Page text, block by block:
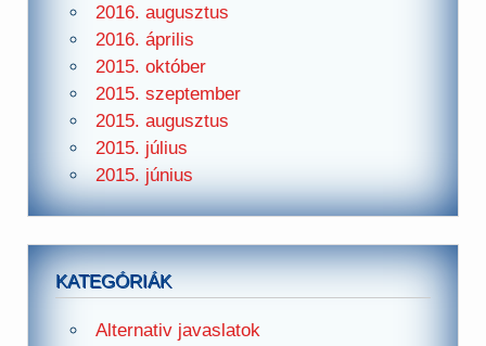
2016. augusztus
2016. április
2015. október
2015. szeptember
2015. augusztus
2015. július
2015. június
KATEGÓRIÁK
Alternativ javaslatok